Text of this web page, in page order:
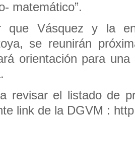
matemático”.
que Vásquez y la
se reunirán
orientación para una
revisar el listado de
link de la DGVM :